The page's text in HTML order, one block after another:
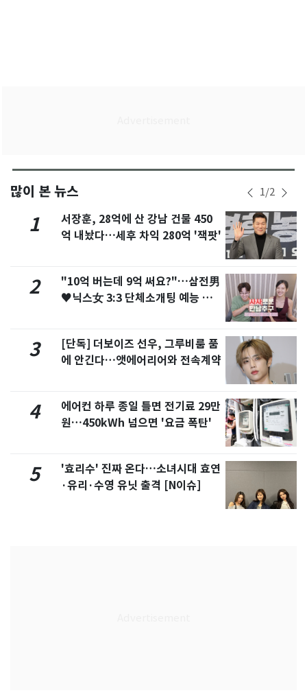
많이 본 뉴스 1/2
1
서장훈, 28억에 산 강남 건물 450
억 내놨다…세후 차익 280억 '잭팟'
2
"10억 버는데 9억 써요?"…삼전男
♥닉스女 3:3 단체소개팅 예능 화
3
[단독] 더보이즈 선우, 그루비룸 품
에 안긴다…앳에어리어와 전속계약
4
에어컨 하루 종일 틀면 전기료 29만
원…450kWh 넘으면 '요금 폭탄'
5
'효리수' 진짜 온다…소녀시대 효연
·유리·수영 유닛 출격 [N이슈]